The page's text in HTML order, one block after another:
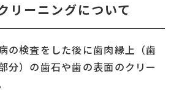
リーニングについて
の検査をした後に歯肉縁上（歯
分）の歯石や歯の表面のクリー